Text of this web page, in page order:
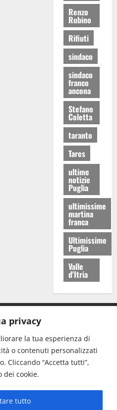
privacy
la tua esperienza di
o contenuti personalizzati
Cliccando “Accetta tutti”,
dei cookie.
tutto
Renzo
Rubino
Rifiuti
sindaco
sindaco
franco
ancona
Stefano
Coletta
taranto
Tares
ultime
notizie
Puglia
ultimissime
martina
franca
Ultimissime
Puglia
Valle
d'Itria